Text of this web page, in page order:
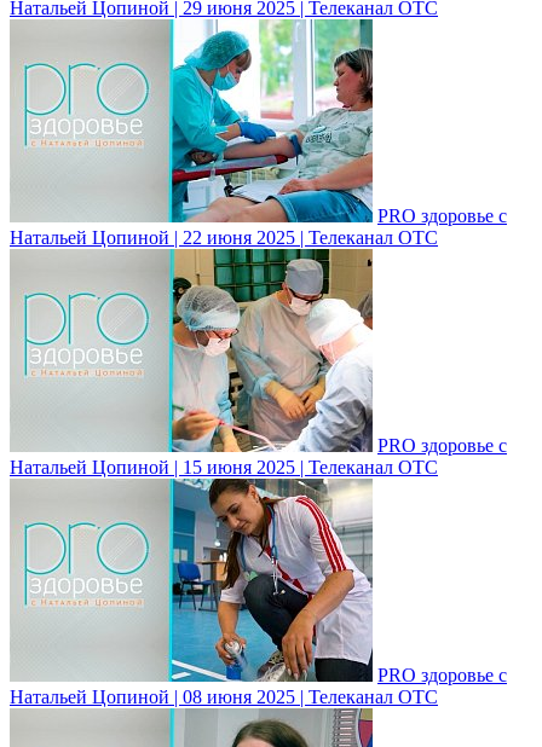
Натальей Цопиной | 29 июня 2025 | Телеканал ОТС
PRO здоровье с
Натальей Цопиной | 22 июня 2025 | Телеканал ОТС
PRO здоровье с
Натальей Цопиной | 15 июня 2025 | Телеканал ОТС
PRO здоровье с
Натальей Цопиной | 08 июня 2025 | Телеканал ОТС